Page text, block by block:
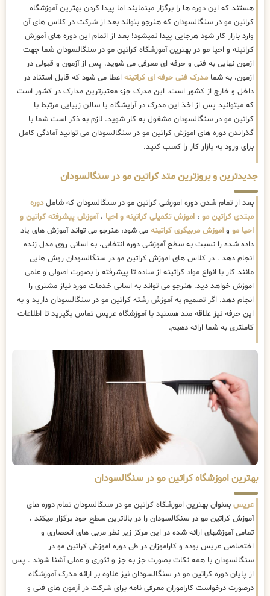
هستند که این دوره ها را برگزار مینمایند اما پیدا کردن بهترین آموزشگاه
کراتین مو در سنگالسودان که هنرجو بتواند بعد از شرکت در کلاس های آن
وارد بازار کار شود هرجایی پیدا نمیشود! بعد از اتمام این دوره های آموزش
کراتینه و احیا مو در بهترین آموزشگاه کراتین مو در سنگالسودان شما جهت
ازمون نهایی به فنی و حرفه ای معرفی می شوید. پس از آزمون و قبولی در
ازمون، به شما مدرک فنی حرفه ای کراتینه اعطا می شود که قابل استناد در
داخل و خارج از کشور است. این مدرک جزء معتبرترین مدارک در کشور است
که میتوانید پس از اخذ این مدرک در آرایشگاه یا سالن زیبایی مرتبط با
کراتین مو در سنگالسودان مشغول به کار شوید. لازم به ذکر است شما با
گذراندن دوره های اموزش کراتین مو در سنگالسودان می توانید آمادگی کامل
برای ورود به بازار کار را کسب کنید.
جدیدترین و بروزترین متد کراتین مو در سنگالسودان
بعد از تمام شدن دوره اموزشی کراتین مو در سنگالسودان که شاملدوره
مبتدی کراتین مو ، اموزش تکمیلی کراتینه و احیا ،آموزش پیشرفته کراتین و
احیا مو وآموزش مربیگری کراتینه می شود، هنرجو می تواند آموزش های یاد
داده شده را نسبت به سطح آموزشی دوره انتخابی، به اسانی روی مدل زنده
انجام دهد . در کلاس های اموزش کراتین مو در سنگالسودان روش هایی
مانند کار با انواع مواد کراتینه از ساده تا پیشرفته را بصورت اصولی و علمی
اموزش خواهد دید. هنرجو می تواند به اسانی خدمات مورد نیاز مشتری را
انجام دهد. اگر تصمیم به آموزش رشته کراتین مو در سنگالسودان دارید و به
این حرفه نیز علاقه مند هستید با آموزشگاه عریس تماس بگیرید تا اطلاعات
کاملتری به شما ارائه دهیم.
بهترین اموزشگاه کراتین مو در سنگالسودان
عریس بعنوان بهترین اموزشگاه کراتین مو در سنگالسودان تمام دوره های
آموزش کراتین مو در سنگالسودان را در بالاترین سطح خود برگزار میکند ،
تمامی آموزشهای ارائه شده در این مرکز زیر نظر مربی های انحصاری و
اختصاصی عریس بوده و کاراموزان در طی دوره اموزش کراتین مو در
سنگالسودان با همه نکات بصورت جز به جز و تئوری و عملی آشنا شوند . پس
از پایان دوره کراتین مو در سنگالسودان نیز علاوه بر ارائه مدرک آموزشگاه
درصورت درخواست کاراموزان معرفی نامه برای شرکت در آزمون های فنی و